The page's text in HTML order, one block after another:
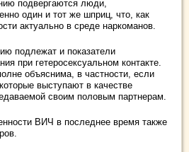
подвергаются люди,
один и тот же шприц, что, как
актуально в среде наркоманов.
подлежат и показатели
при гетеросексуальном контакте.
объяснима, в частности, если
выступают в качестве
своим половым партнерам.
ВИЧ в последнее время также